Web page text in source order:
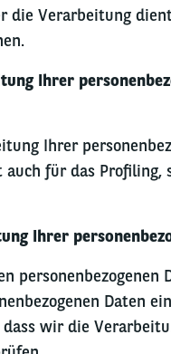
die Verarbeitung
Ihrer
Ihrer
für das Profiling,
Ihrer
personenbezogenen
Daten
wir die